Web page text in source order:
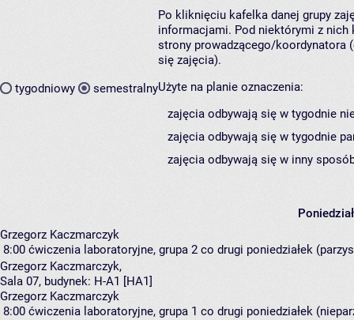
tygodniowy semestralny
Po kliknięciu kafelka danej grupy
informacjami. Pod niektórymi z nich
strony prowadzącego/koordynatora
się zajęcia).
Użyte na planie oznaczenia:
zajęcia odbywają się w tygodnie
zajęcia odbywają się w tygodnie
zajęcia odbywają się w inny
Grzegorz Kaczmarczyk
8:00 ćwiczenia laboratoryjne, grupa 2 co drugi poniedziałek
Grzegorz Kaczmarczyk,
Sala 07, budynek: H-A1 [HA1]
Grzegorz Kaczmarczyk
8:00 ćwiczenia laboratoryjne, grupa 1 co drugi poniedziałek